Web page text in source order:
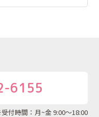
6155
付時間：月~金 9:00～18:00